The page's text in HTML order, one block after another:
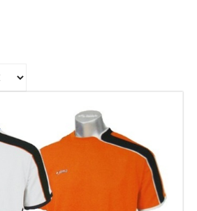
из наличия)
Закрыть
Закрыть